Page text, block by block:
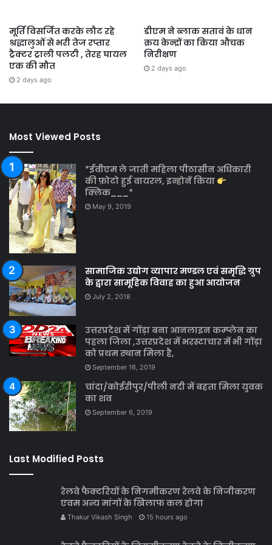
मूर्ति विसर्जित करके लौट रहे
श्रद्धालुओं से भरी तेज रप्तार
ट्रैक्टर ट्राली पलटी , तेरह घायल
एक की मौत
2 days ago
डीएम ने ब्लाक सतावं के धान
क्रय केन्द्रों का किया औचक
निरीक्षण
2 days ago
Most Viewed Posts
*ईवीएम ले जाती महिला पीठासीन अधिकारी
की फ़ोटो हुई वायरल, इन्होनें किया
क्लिक___*
May 9, 2019
सामाजिक उद्योग व्यापार मण्डल एवं समृद्धि ग्रुप
के द्वारा सामूहिक विवाह का हुआ आयोजन
July 2, 2018
उत्तरप्रदेश में गोंड़ा बना आनलाइन कम्प्लेन का
पहला जिला ,उत्तरप्रदेश में भरस्टाचार में भी गोंड़ा
को प्रथम स्थान मिला है,
September 16, 2019
चांदा/कोईरीपुर/पीली नदी में बहता मिला युवक
का शव
September 6, 2019
Last Modified Posts
रेलवे फैक्टरियों के निगमीकरण रेलवे के निजीकरण
एवम अन्य मांगों के खिलाफ कल होगा
Thakur Vikash Singh 15 hours ago